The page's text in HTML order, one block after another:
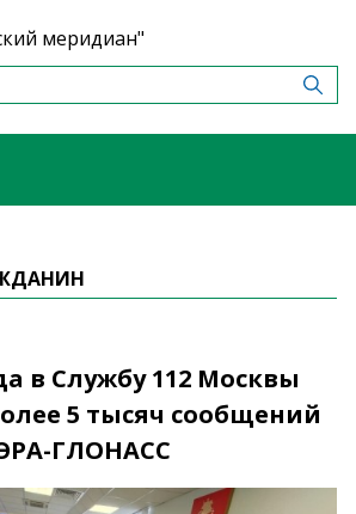
меридиан"
в Службу 112 Москвы
5 тысяч сообщений
ГЛОНАСС